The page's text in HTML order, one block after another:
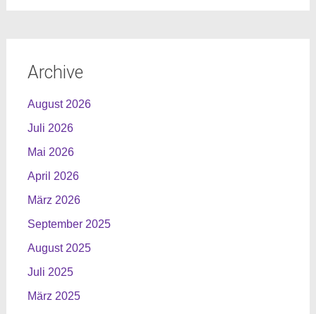
Archive
August 2026
Juli 2026
Mai 2026
April 2026
März 2026
September 2025
August 2025
Juli 2025
März 2025